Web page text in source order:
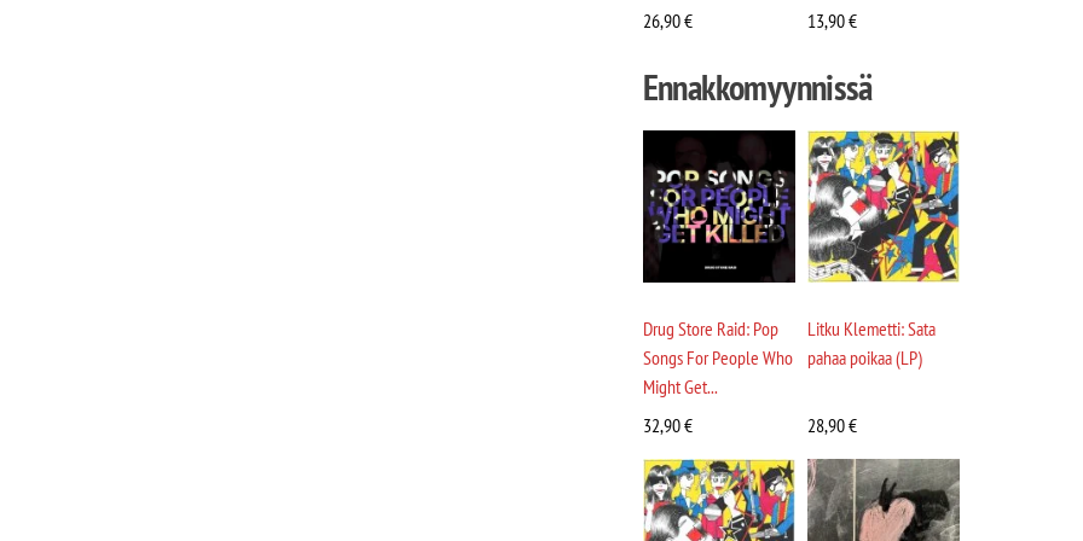
26,90€ 13,90€
Ennakkomyynnissä
Drug Store Raid: Pop
Songs For People Who
Might Get...
32,90€
Litku Klemetti: Sata
pahaa poikaa (LP)
28,90€